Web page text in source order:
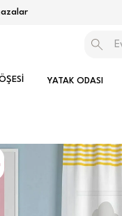
YATAK ODASI